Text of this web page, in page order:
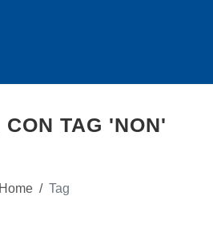
TAG 'NON'
Home / Tag